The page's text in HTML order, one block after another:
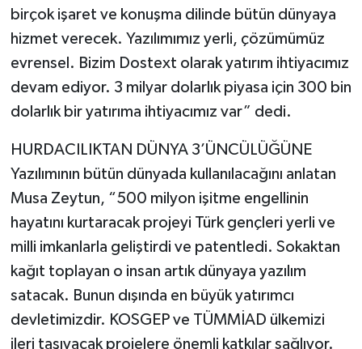
birçok işaret ve konuşma dilinde bütün dünyaya
hizmet verecek. Yazılımımız yerli, çözümümüz
evrensel. Bizim Dostext olarak yatırım ihtiyacımız
devam ediyor. 3 milyar dolarlık piyasa için 300 bin
dolarlık bir yatırıma ihtiyacımız var” dedi.
HURDACILIKTAN DÜNYA 3’ÜNCÜLÜĞÜNE
Yazılımının bütün dünyada kullanılacağını anlatan
Musa Zeytun, “500 milyon işitme engellinin
hayatını kurtaracak projeyi Türk gençleri yerli ve
milli imkanlarla geliştirdi ve patentledi. Sokaktan
kağıt toplayan o insan artık dünyaya yazılım
satacak. Bunun dışında en büyük yatırımcı
devletimizdir. KOSGEP ve TÜMMİAD ülkemizi
ileri taşıyacak projelere önemli katkılar sağlıyor.